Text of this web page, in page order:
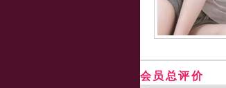
会员总评价